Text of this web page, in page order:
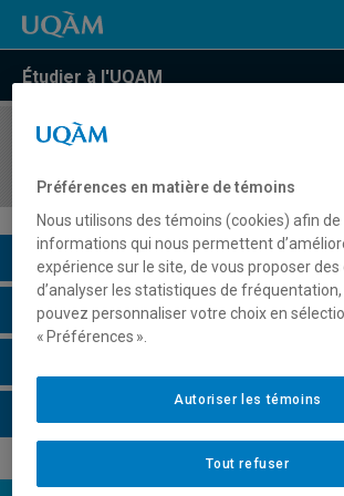
Étudier à l'UQAM
COURS//
Description du cours
Horaire - Été 2026
Préférences en matière de témoins
Nous utilisons des témoins (cookies) afin
informations qui nous permettent
expérience sur le site, de vous proposer
d’analyser les statistiques de fréquentation,
pouvez personnaliser votre choix en
« Préférences ».
Tout refuser
Autoriser les témoins